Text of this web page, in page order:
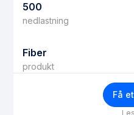
500
nedlastning
Fiber
produkt
Få